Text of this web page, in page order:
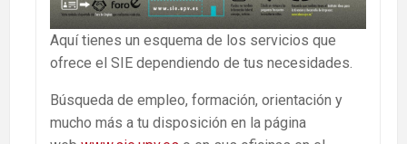
Aquí tienes un esquema de los servicios que
ofrece el SIE dependiendo de tus necesidades.
Búsqueda de empleo, formación, orientación y
mucho más a tu disposición en la página